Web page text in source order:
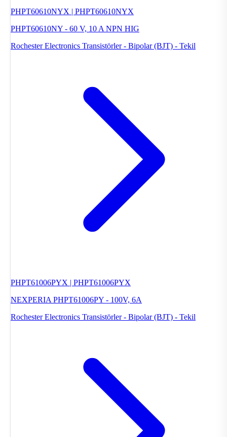
PHPT60610NYX | PHPT60610NYX
PHPT60610NY - 60 V, 10 A NPN HIG
Rochester Electronics Transistörler - Bipolar (BJT) - Tekil
PHPT61006PYX | PHPT61006PYX
NEXPERIA PHPT61006PY - 100V, 6A
Rochester Electronics Transistörler - Bipolar (BJT) - Tekil